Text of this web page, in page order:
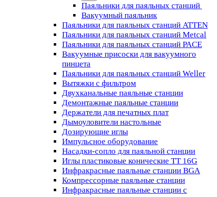
Паяльники для паяльных станций
Вакуумный паяльник
Паяльники для паяльных станций ATTEN
Паяльники для паяльных станций Metcal
Паяльники для паяльных станций PACE
Вакуумные присоски для вакуумного
пинцета
Паяльники для паяльных станций Weller
Вытяжки с фильтром
Двухканальные паяльные станции
Демонтажные паяльные станции
Держатели для печатных плат
Дымоуловители настольные
Дозирующие иглы
Импульсное оборудование
Насадки-сопло для паяльной станции
Иглы пластиковые конические TT 16G
Инфракрасные паяльные станции BGA
Компрессорные паяльные станции
Инфракрасные паяльные станции с